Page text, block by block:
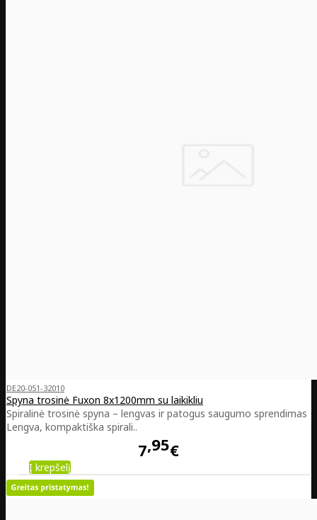
DE20-051-32010
Spyna trosinė Fuxon 8x1200mm su laikikliu
Spiralinė trosinė spyna – lengvas ir patogus saugumo sprendimas
Lengva, kompaktiška spirali..
7 95€
Į krepšelį